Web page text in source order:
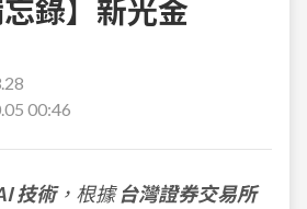
忘錄】新光金
00:46
技術，根據台灣證券交易所